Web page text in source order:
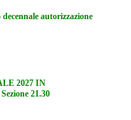
autorizzazione
2027 IN
21.30